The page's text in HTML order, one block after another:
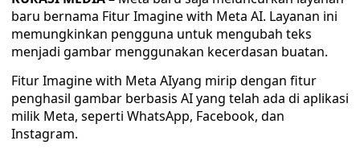
baru bernama Fitur Imagine with Meta AI. Layanan ini
memungkinkan pengguna untuk mengubah teks
menjadi gambar menggunakan kecerdasan buatan.
Fitur Imagine with Meta AIyang mirip dengan fitur
penghasil gambar berbasis AI yang telah ada di aplikasi
milik Meta, seperti WhatsApp, Facebook, dan
Instagram.